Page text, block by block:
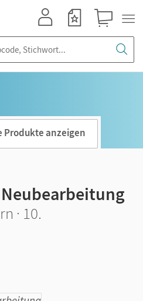
Produkte anzeigen
· 10.